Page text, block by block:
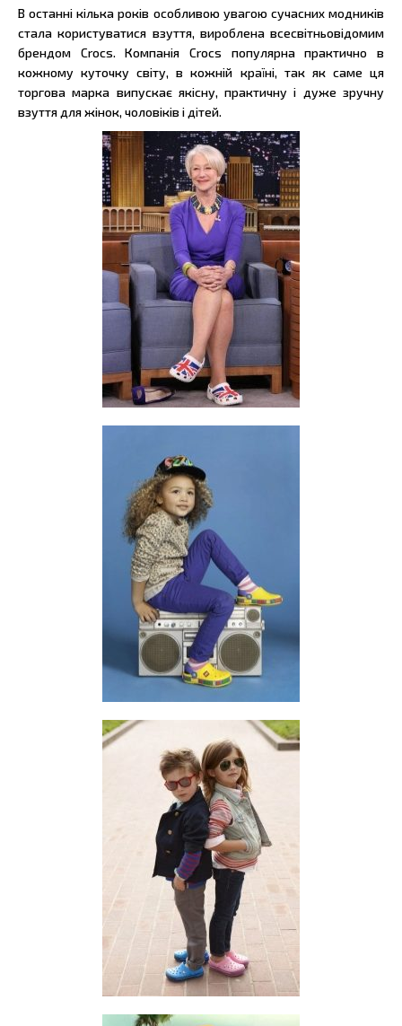
В останні кілька років особливою увагою сучасних модників
стала користуватися взуття, вироблена всесвітньовідомим
брендом Crocs. Компанія Crocs популярна практично в
кожному куточку світу, в кожній країні, так як саме ця
торгова марка випускає якісну, практичну і дуже зручну
взуття для жінок, чоловіків і дітей.